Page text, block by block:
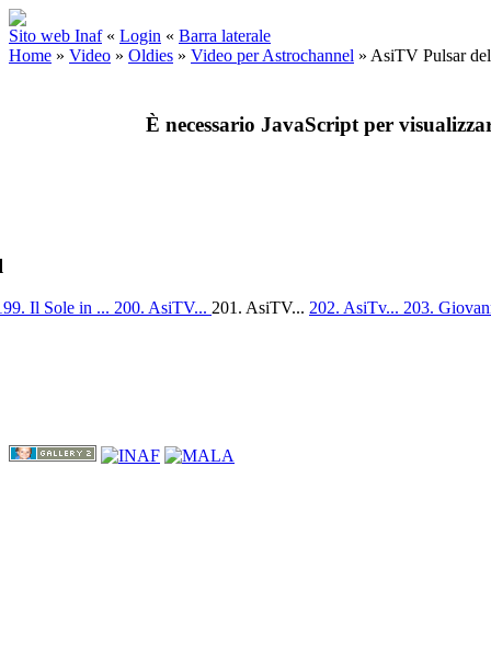
Sito web Inaf « Login « Barra laterale
Home » Video » Oldies » Video per Astrochannel » AsiTV Pulsar
È necessario JavaScript per
Il Sole in ... 200. AsiTV... 201. AsiTV... 202. AsiTv... 203.